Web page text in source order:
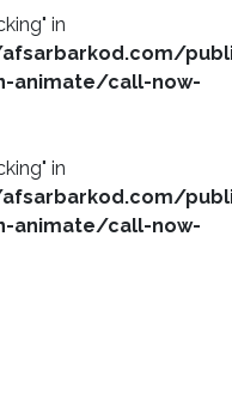
in
animate/call-now-
in
animate/call-now-